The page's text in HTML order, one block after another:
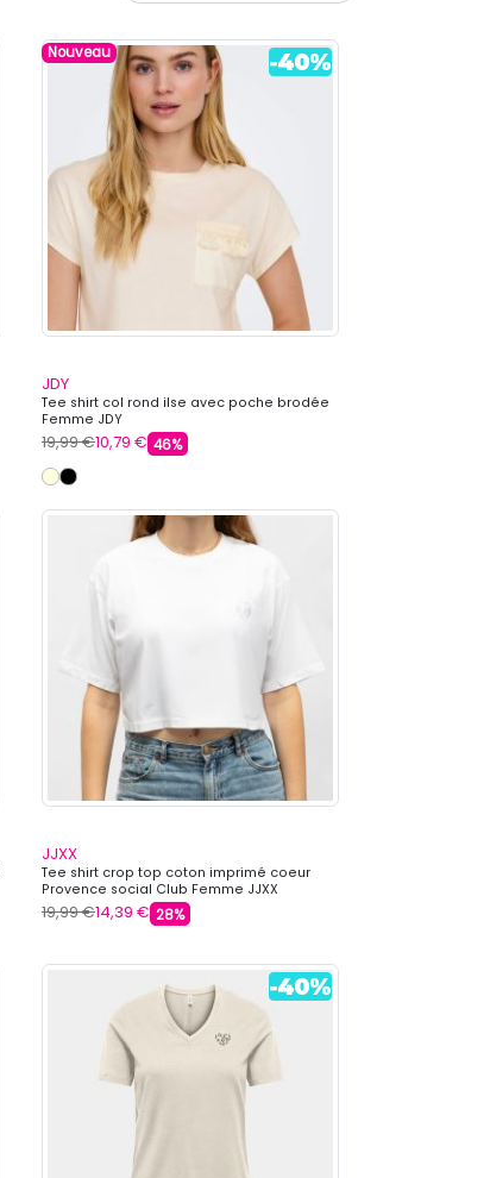
Nouveau
JDY
Tee shirt col rond ilse avec poche brodée
Femme JDY
19,99 €10,79 € 46%
JJXX
Tee shirt crop top coton imprimé coeur
Provence social Club Femme JJXX
19,99 €14,39 € 28%